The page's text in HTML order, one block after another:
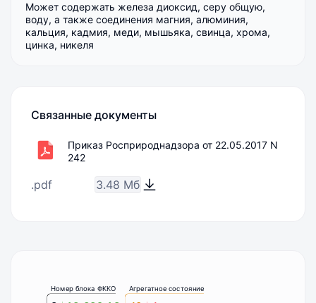
Может содержать железа диоксид, серу общую,
воду, а также соединения магния, алюминия,
кальция, кадмия, меди, мышьяка, свинца, хрома,
цинка, никеля
Связанные документы
Приказ Росприроднадзора от 22.05.2017 N
242
.pdf 3.48 Мб
Номер блока ФККО Агрегатное состояние